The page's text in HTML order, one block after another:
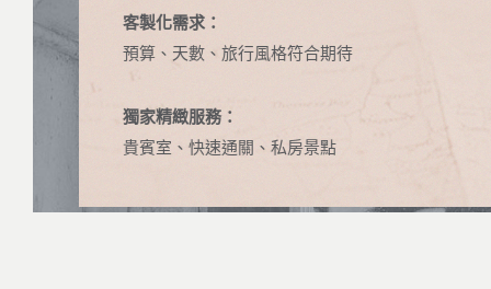
客製化需求：
預算、天數、旅行風格符合期待
獨家精緻服務：
貴賓室、快速通關、私房景點